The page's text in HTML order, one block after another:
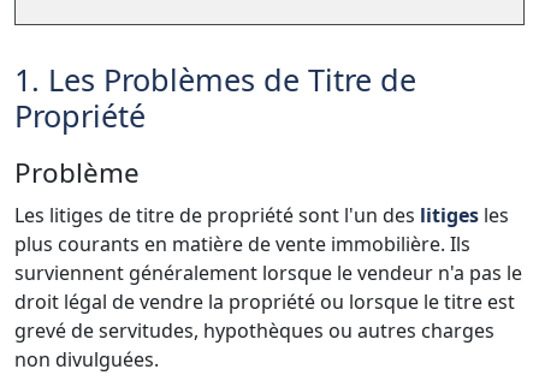
1. Les Problèmes de Titre de
Propriété
Problème
Les litiges de titre de propriété sont l'un des litiges les
plus courants en matière de vente immobilière. Ils
surviennent généralement lorsque le vendeur n'a pas le
droit légal de vendre la propriété ou lorsque le titre est
grevé de servitudes, hypothèques ou autres charges
non divulguées.